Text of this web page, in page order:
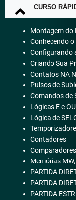
CURSO
Montagem do
Conhecendo
Configurando
Criando Sua
Contatos NA
Pulsos de
Comandos de
Lógicas E e OU
Lógica de
Contadores
Comparadores
Memórias MW,
PARTIDA
PARTIDA
PARTIDA